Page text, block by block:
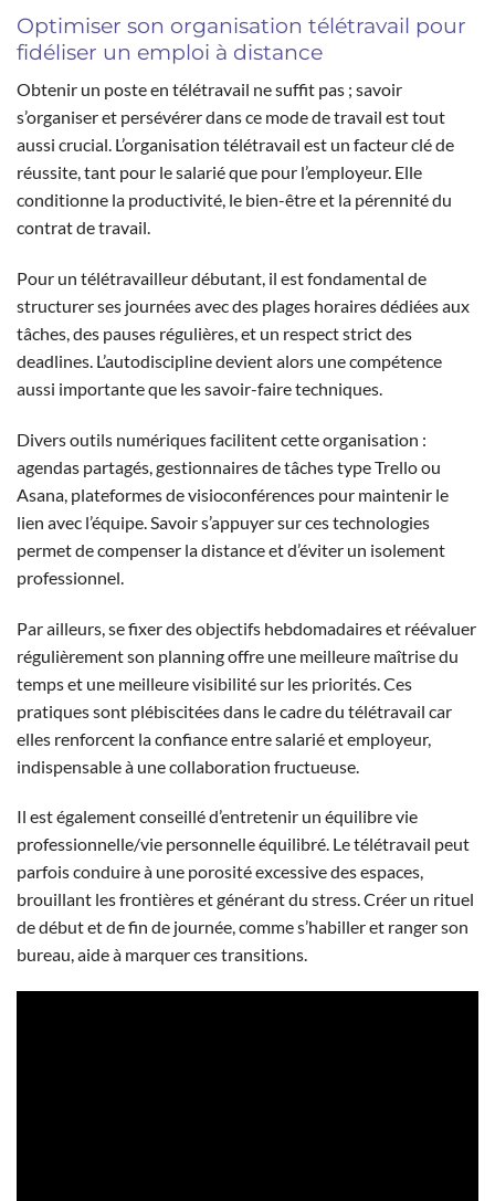
Optimiser son organisation télétravail pour
fidéliser un emploi à distance
Obtenir un poste en télétravail ne suffit pas ; savoir
s’organiser et persévérer dans ce mode de travail est tout
aussi crucial. L’organisation télétravail est un facteur clé de
réussite, tant pour le salarié que pour l’employeur. Elle
conditionne la productivité, le bien-être et la pérennité du
contrat de travail.
Pour un télétravailleur débutant, il est fondamental de
structurer ses journées avec des plages horaires dédiées aux
tâches, des pauses régulières, et un respect strict des
deadlines. L’autodiscipline devient alors une compétence
aussi importante que les savoir-faire techniques.
Divers outils numériques facilitent cette organisation :
agendas partagés, gestionnaires de tâches type Trello ou
Asana, plateformes de visioconférences pour maintenir le
lien avec l’équipe. Savoir s’appuyer sur ces technologies
permet de compenser la distance et d’éviter un isolement
professionnel.
Par ailleurs, se fixer des objectifs hebdomadaires et réévaluer
régulièrement son planning offre une meilleure maîtrise du
temps et une meilleure visibilité sur les priorités. Ces
pratiques sont plébiscitées dans le cadre du télétravail car
elles renforcent la confiance entre salarié et employeur,
indispensable à une collaboration fructueuse.
Il est également conseillé d’entretenir un équilibre vie
professionnelle/vie personnelle équilibré. Le télétravail peut
parfois conduire à une porosité excessive des espaces,
brouillant les frontières et générant du stress. Créer un rituel
de début et de fin de journée, comme s’habiller et ranger son
bureau, aide à marquer ces transitions.